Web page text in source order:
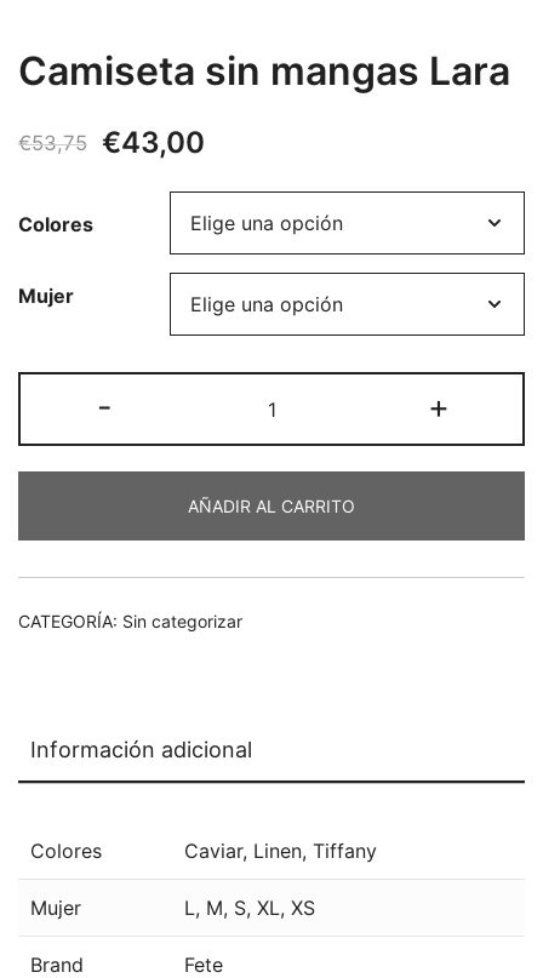
Camiseta sin mangas Lara
€53,75 El
precio
original
€53,75.
€43,00
precio
actual
€43,00.
Colores
Mujer
-
sin
mangas
cantidad
+
AÑADIR AL CARRITO
CATEGORÍA: Sin categorizar
Información adicional
Colores Caviar, Linen, Tiffany
Mujer L, M, S, XL, XS
Brand Fete